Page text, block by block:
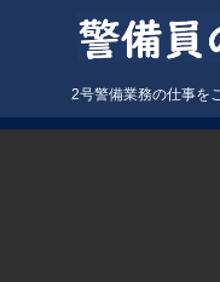
2号警備業務の仕事を